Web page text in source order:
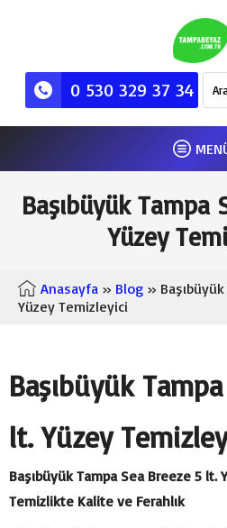
0 530 329 37 34
Başıbüyük Tampa
Yüzey
Anasayfa » Blog »
Yüzey Temizleyici
Başıbüyük
lt. Yüzey
Başıbüyük Tampa Sea Breeze 5 lt.
Temizlikte Kalite ve Ferahlık